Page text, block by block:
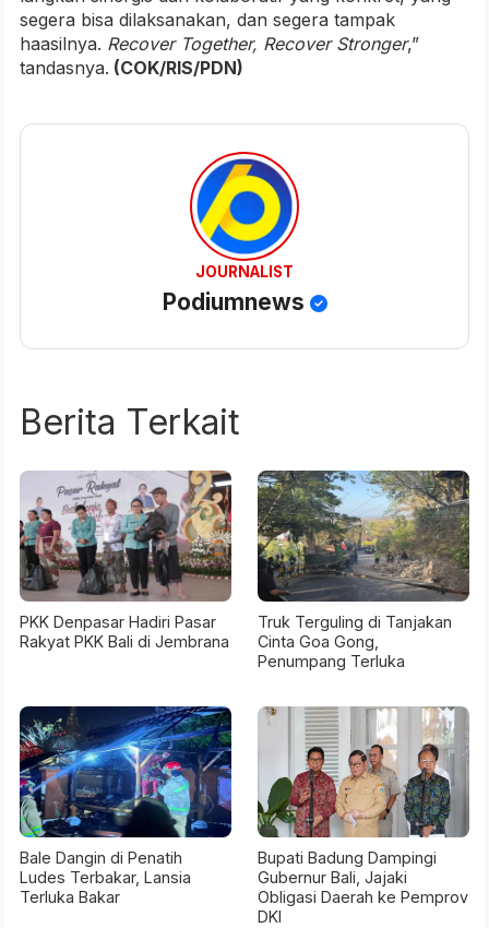
segera bisa dilaksanakan, dan segera tampak
haasilnya. Recover Together, Recover Stronger,”
tandasnya. (COK/RIS/PDN)
JOURNALIST
Podiumnews
Berita Terkait
PKK Denpasar Hadiri Pasar
Rakyat PKK Bali di Jembrana
Truk Terguling di Tanjakan
Cinta Goa Gong,
Penumpang Terluka
Bale Dangin di Penatih
Ludes Terbakar, Lansia
Terluka Bakar
Bupati Badung Dampingi
Gubernur Bali, Jajaki
Obligasi Daerah ke Pemprov
DKI